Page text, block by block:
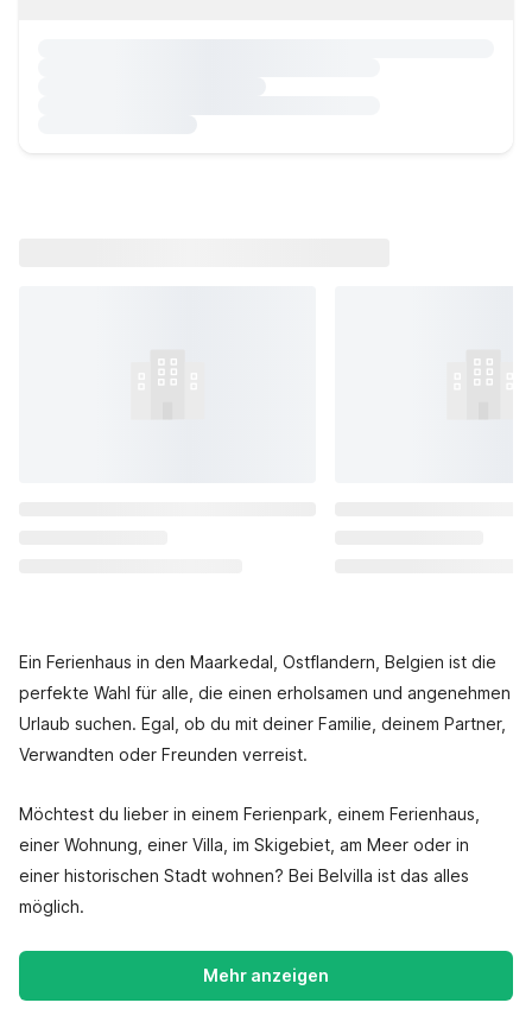
Ein Ferienhaus in den Maarkedal, Ostflandern, Belgien ist die
perfekte Wahl für alle, die einen erholsamen und angenehmen
Urlaub suchen. Egal, ob du mit deiner Familie, deinem Partner,
Verwandten oder Freunden verreist.
Möchtest du lieber in einem Ferienpark, einem Ferienhaus,
einer Wohnung, einer Villa, im Skigebiet, am Meer oder in
einer historischen Stadt wohnen? Bei Belvilla ist das alles
möglich.
Mehr anzeigen